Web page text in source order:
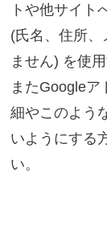
トや他サイト
(氏名、住所
ません) を使
またGoogle
細やこのよう
いようにする
い。